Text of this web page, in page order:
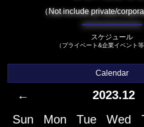
（Not include private/
スケジュール
（プライベート&企業イベント等
Calendar
← 2023.12
Sun
Mon Tue Wed